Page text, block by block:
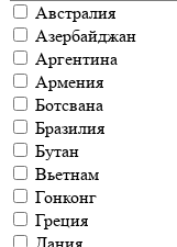
Австралия
Азербайджан
Аргентина
Армения
Ботсвана
Бразилия
Бутан
Вьетнам
Гонконг
Греция